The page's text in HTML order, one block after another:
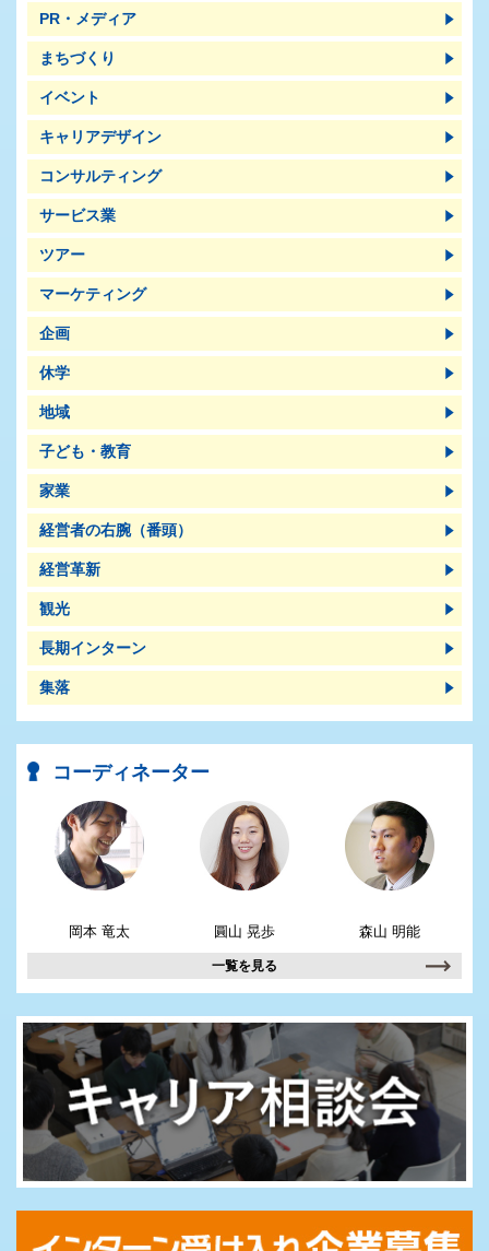
PR・メディア
まちづくり
イベント
キャリアデザイン
コンサルティング
サービス業
ツアー
マーケティング
企画
休学
地域
子ども・教育
家業
経営者の右腕（番頭）
経営革新
観光
長期インターン
集落
コーディネーター
岡本 竜太 圓山 晃歩 森山 明能
一覧を見る